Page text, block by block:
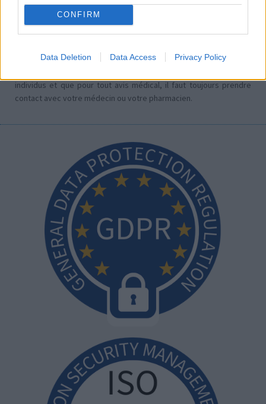
CONFIRM
Data Deletion Data Access Privacy Policy
l’évaluation d’un médicament, avant d’être approuvés. Pour
partager des évaluations, il n’est pas nécessaire de posséder
des connaissances médicales. De cette façon, les évaluations
aux utilisateurs et pas celle du propriétaire de ce site web.
individus et que pour tout avis médical, il faut toujours prendre
contact avec votre médecin ou votre pharmacien.